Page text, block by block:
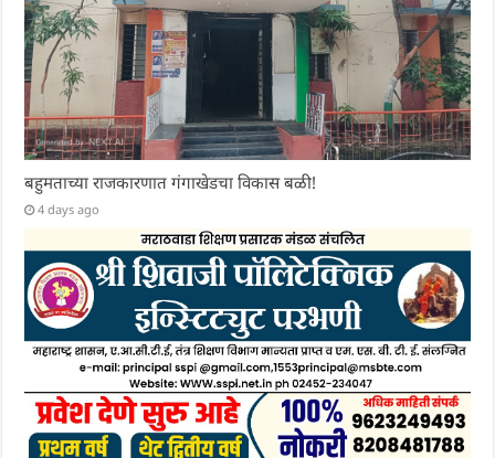
बहुमताच्या राजकारणात गंगाखेडचा विकास बळी!
4 days ago